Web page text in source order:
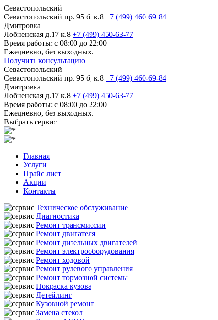
Севастопольский
Севастопольский пр. 95 б, к.8 +7 (499) 460-69-84
Дмитровка
Лобненская д.17 к.8 +7 (499) 450-63-77
Время работы: с 08:00 до 22:00
Ежедневно, без выходных.
Получить консультацию
Севастопольский
Севастопольский пр. 95 б, к.8 +7 (499) 460-69-84
Дмитровка
Лобненская д.17 к.8 +7 (499) 450-63-77
Время работы: с 08:00 до 22:00
Ежедневно, без выходных.
Выбрать сервис
Главная
Услуги
Прайс лист
Акции
Контакты
Техническое обслуживание
Диагностика
Ремонт трансмиссии
Ремонт двигателя
Ремонт дизельных двигателей
Ремонт электрооборудования
Ремонт ходовой
Ремонт рулевого управления
Ремонт тормозной системы
Покраска кузова
Детейлинг
Кузовной ремонт
Замена стекол